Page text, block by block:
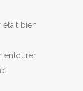
bien
entourer